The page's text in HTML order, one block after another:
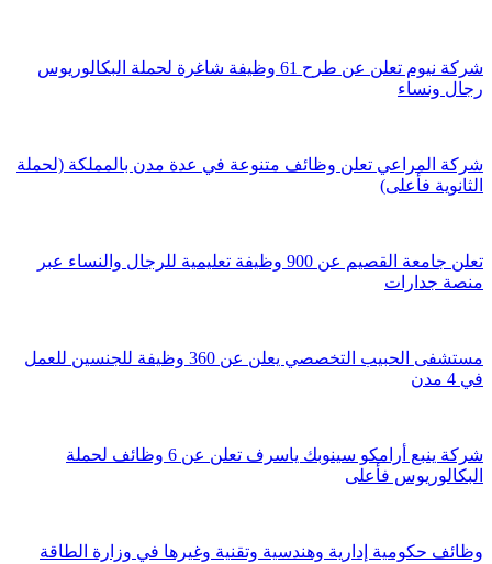
شركة نيوم تعلن عن طرح 61 وظيفة شاغرة لحملة البكالوريوس
رجال ونساء
شركة المراعي تعلن وظائف متنوعة في عدة مدن بالمملكة (لحملة
الثانوية فأعلى)
تعلن جامعة القصيم عن 900 وظيفة تعليمية للرجال والنساء عبر
منصة جدارات
مستشفى الحبيب التخصصي يعلن عن 360 وظيفة للجنسين للعمل
في 4 مدن
شركة ينبع أرامكو سينوبك ياسرف تعلن عن 6 وظائف لحملة
البكالوريوس فأعلى
وظائف حكومية إدارية وهندسية وتقنية وغيرها في وزارة الطاقة